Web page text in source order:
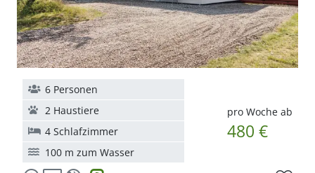
pro Woche ab
480 €
6 Personen
2 Haustiere
4 Schlafzimmer
100 m zum Wasser